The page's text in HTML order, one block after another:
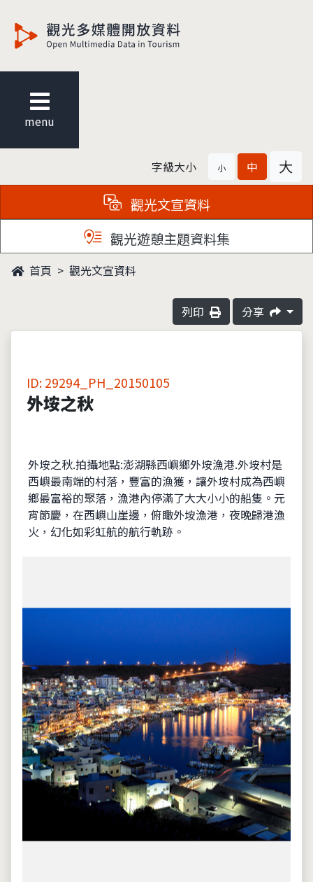
menu
字級大小 小 中 大
觀光文宣資料
觀光遊憩主題資料集
首頁 觀光文宣資料
列印 分享
ID: 29294_PH_20150105
外垵之秋
外垵之秋.拍攝地點:澎湖縣西嶼鄉外垵漁港.外垵村是
西嶼最南端的村落，豐富的漁獲，讓外垵村成為西嶼
鄉最富裕的聚落，漁港內停滿了大大小小的船隻。元
宵節慶，在西嶼山崖邊，俯瞰外垵漁港，夜晚歸港漁
火，幻化如彩虹航的航行軌跡。